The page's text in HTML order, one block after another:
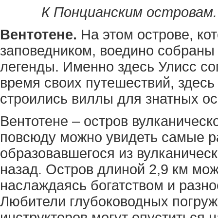
К Понцианским
Вентотене. На этом острове,
заповедником, воедино
легенды. Именно здесь Улисс
время своих путешествий,
строились виллы для знатных
Вентотене – остров
повсюду можно увидеть самые
образовавшегося из
назад. Остров длиной 2,9 км
наслаждаясь богатством и
Любители глубоководных